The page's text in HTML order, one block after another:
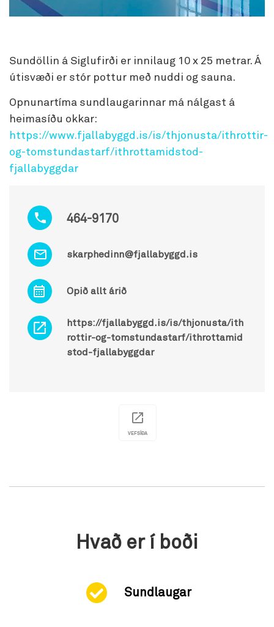
464-9170
skarphedinn@fjallabyggd.is
Opið allt árið
https://fjallabyggd.is/is/thjonusta/ith
rottir-og-tomstundastarf/ithrottamid
stod-fjallabyggdar
Sundöllin á Siglufirði er innilaug 10 x 25 metrar. Á
útisvæði er stór pottur með nuddi og sauna.
Opnunartíma sundlaugarinnar má nálgast á
heimasíðu okkar:
https://www.fjallabyggd.is/is/thjonusta/ithrottir-
og-tomstundastarf/ithrottamidstod-
fjallabyggdar
VEFSÍÐA
Hvað er í boði
Sundlaugar